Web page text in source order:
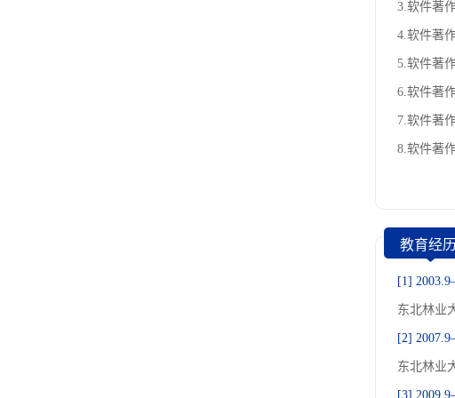
3.软件著
4.软件著
5.软件著
6.软件著
7.软件著
8.软件著
教育经历
[1]
东北林业
[2]
东北林业
[3]